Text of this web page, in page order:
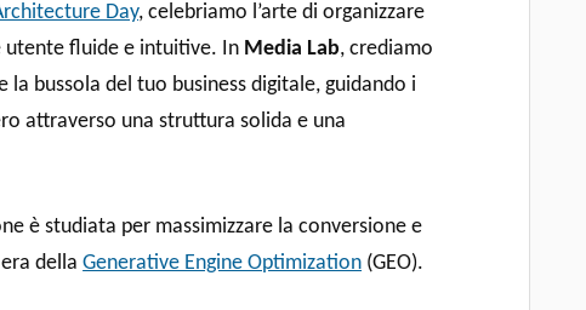
Day, celebriamo l’arte di organizzare
utente fluide e intuitive. In Media Lab, crediamo
la bussola del tuo business digitale, guidando i
attraverso una struttura solida e una
è studiata per massimizzare la conversione e
dellaGenerative Engine Optimization (GEO).